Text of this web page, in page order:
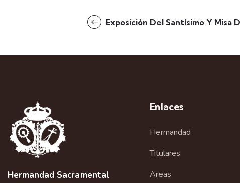
N
v
ó
Exposición Del Santísimo Y Misa
Hermandad Sacramental
Enlaces
Hermandad
Titulares
Areas